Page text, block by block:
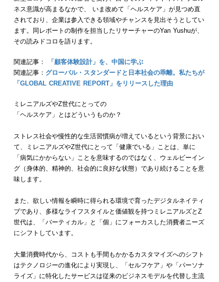
ネス意識が高まるなかで、 いま改めて「ヘルスケア」が見つめ直
されており、企業は参入できる領域やチャンスを見出そうとしてい
ます。同レポートの制作を担当したリサーチャーのYan Yushuが、
その読みドコロを語ります。
関連記事：
「顧客体験設計」を、中国に学ぶ
関連記事： グローバル・スタンダードと日本社会の乖離。私たちが
「GLOBAL CREATIVE REPORT」をリリースした理由
ミレニアルズやZ世代にとっての
「ヘルスケア」とはどういうものか？
ストレス社会や慢性的な生活習慣病が増えているという背景におい
て、ミレニアルズやZ世代にとって「健康でいる」ことは、単に
「病気にかからない」ことを意味するのではなく、ウェルビーイン
グ（身体的、精神的、社会的に良好な状態）であり続けることを意
味します。
また、欲しい情報を瞬時に得られる環境で育ったデジタルネイティ
ブであり、多様なライフスタイルと価値観を持つミレニアルズとZ
世代は、「バーティカル」と「個」にフォーカスした消費者ニーズ
にシフトしています。
大量消費時代から、コストも手間もかかるカスタマイズへのシフト
はテクノロジーの進化により実現し、「セルフケア」や「パーソナ
ライズ」に特化したサービスは従来のビジネスモデルを代替し主流